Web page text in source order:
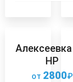
НР
от 2800₽